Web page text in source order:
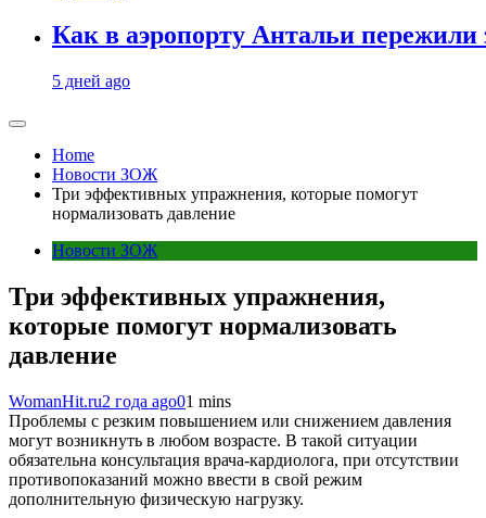
Как в аэропорту Антальи
5 дней ago
Home
Новости ЗОЖ
Три эффективных упражнения, которые помогут
нормализовать давление
Новости ЗОЖ
Три эффективных упражнения,
которые помогут нормализовать
давление
WomanHit.ru2 года ago01 mins
Проблемы с резким повышением или снижением давления
могут возникнуть в любом возрасте. В такой ситуации
обязательна консультация врача-кардиолога, при отсутствии
противопоказаний можно ввести в свой режим
дополнительную физическую нагрузку.